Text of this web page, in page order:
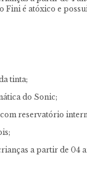
Fini é atóxico e
tinta;
do Sonic;
reservatório
a partir de 04